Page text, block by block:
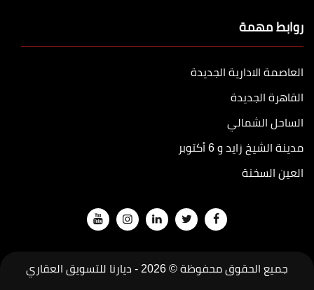
روابط مهمة
العاصمة الادارية الجديدة
القاهرة الجديدة
الساحل الشمالي
مدينة الشيخ زايد و 6 أكتوبر
العين السخنة
جميع الحقوق محفوظة © 2026 - ديارنا للتسويق العقاري